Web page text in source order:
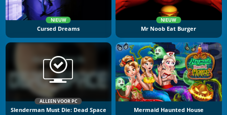
NIEUW
Cursed Dreams
NIEUW
Mr Noob Eat Burger
ALLEEN VOOR PC
Slenderman Must Die: Dead Space Mermaid Haunted House